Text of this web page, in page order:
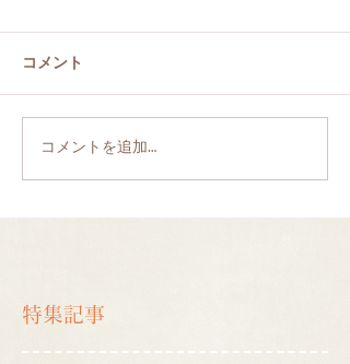
コメント
コメントを追加…
特集記事